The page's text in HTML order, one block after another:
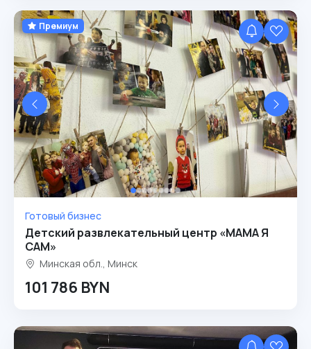
Премиум
Готовый бизнес
Детский развлекательный центр «МАМА Я
САМ»
Минская обл., Минск
101 786 BYN